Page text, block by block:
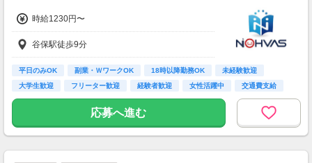
時給1230円〜
谷保駅徒歩9分
平日のみOK 副業・ＷワークOK 18時以降勤務OK
未経験歓迎
大学生歓迎
フリーター歓迎 経験者歓迎 女性活躍中 交通費支給
応募へ進む